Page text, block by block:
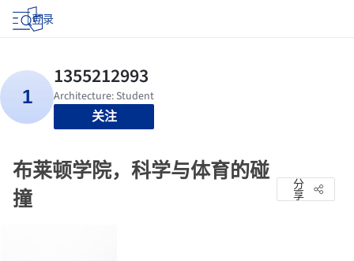
登录
关注
布莱顿学院，科学与体育的碰
撞
分
享